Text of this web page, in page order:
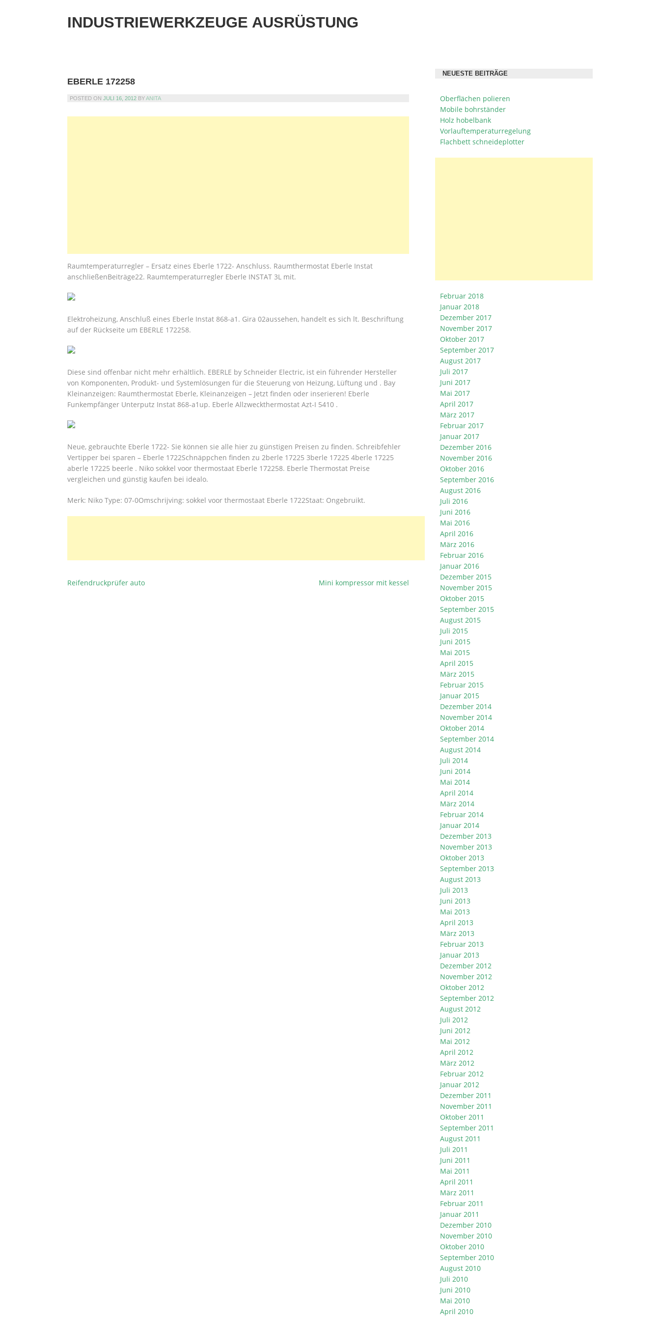
INDUSTRIEWERKZEUGE AUSRÜSTUNG
EBERLE 172258
POSTED ON JULI 16, 2012 BYANITA
Raumtemperaturregler – Ersatz eines Eberle 1722- Anschluss. Raumthermostat Eberle Instat
anschließenBeiträge22. Raumtemperaturregler Eberle INSTAT 3L mit.
Elektroheizung, Anschluß eines Eberle Instat 868-a1. Gira 02aussehen, handelt es sich lt. Beschriftung
auf der Rückseite um EBERLE 172258.
Diese sind offenbar nicht mehr erhältlich. EBERLE by Schneider Electric, ist ein führender Hersteller
von Komponenten, Produkt- und Systemlösungen für die Steuerung von Heizung, Lüftung und . Bay
Kleinanzeigen: Raumthermostat Eberle, Kleinanzeigen – Jetzt finden oder inserieren! Eberle
Funkempfänger Unterputz Instat 868-a1up. Eberle Allzweckthermostat Azt-I 5410 .
Neue, gebrauchte Eberle 1722- Sie können sie alle hier zu günstigen Preisen zu finden. Schreibfehler
Vertipper bei sparen – Eberle 1722Schnäppchen finden zu 2berle 17225 3berle 17225 4berle 17225
aberle 17225 beerle . Niko sokkel voor thermostaat Eberle 172258. Eberle Thermostat Preise
vergleichen und günstig kaufen bei idealo.
Merk: Niko Type: 07-0Omschrijving: sokkel voor thermostaat Eberle 1722Staat: Ongebruikt.
BEITRAGSNAVIGATION
Reifendruckprüfer auto Mini kompressor mit kessel
NEUESTE BEITRÄGE
Oberflächen polieren
Mobile bohrständer
Holz hobelbank
Vorlauftemperaturregelung
Flachbett schneideplotter
Februar 2018
Januar 2018
Dezember 2017
November 2017
Oktober 2017
September 2017
August 2017
Juli 2017
Juni 2017
Mai 2017
April 2017
März 2017
Februar 2017
Januar 2017
Dezember 2016
November 2016
Oktober 2016
September 2016
August 2016
Juli 2016
Juni 2016
Mai 2016
April 2016
März 2016
Februar 2016
Januar 2016
Dezember 2015
November 2015
Oktober 2015
September 2015
August 2015
Juli 2015
Juni 2015
Mai 2015
April 2015
März 2015
Februar 2015
Januar 2015
Dezember 2014
November 2014
Oktober 2014
September 2014
August 2014
Juli 2014
Juni 2014
Mai 2014
April 2014
März 2014
Februar 2014
Januar 2014
Dezember 2013
November 2013
Oktober 2013
September 2013
August 2013
Juli 2013
Juni 2013
Mai 2013
April 2013
März 2013
Februar 2013
Januar 2013
Dezember 2012
November 2012
Oktober 2012
September 2012
August 2012
Juli 2012
Juni 2012
Mai 2012
April 2012
März 2012
Februar 2012
Januar 2012
Dezember 2011
November 2011
Oktober 2011
September 2011
August 2011
Juli 2011
Juni 2011
Mai 2011
April 2011
März 2011
Februar 2011
Januar 2011
Dezember 2010
November 2010
Oktober 2010
September 2010
August 2010
Juli 2010
Juni 2010
Mai 2010
April 2010